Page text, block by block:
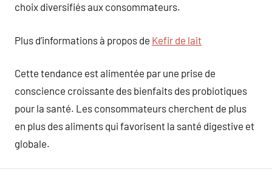
choix diversifiés aux consommateurs.
Plus d’informations à propos de Kefir de lait
Cette tendance est alimentée par une prise de
conscience croissante des bienfaits des probiotiques
pour la santé. Les consommateurs cherchent de plus
en plus des aliments qui favorisent la santé digestive et
globale.